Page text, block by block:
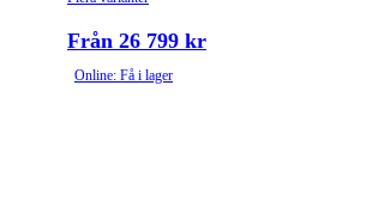
Från 26 799 kr
Online: Få i lager